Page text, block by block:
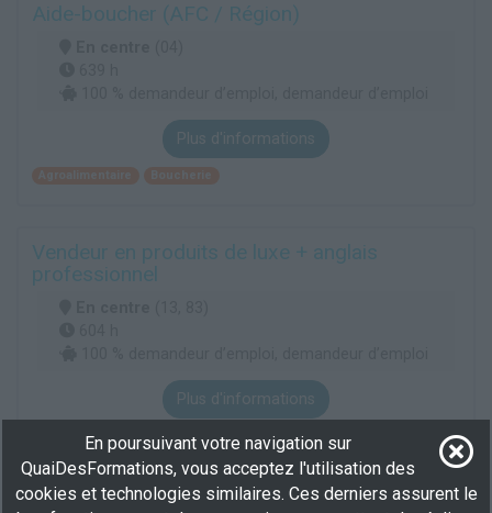
Aide-boucher (AFC / Région)
Plus d'informations
Vendeur en produits de luxe + anglais
professionnel
Plus d'informations
Commerce Langues Boucherie
Voir toutes les formations
En poursuivant votre navigation sur
QuaiDesFormations, vous acceptez l'utilisation des
cookies et technologies similaires. Ces derniers assurent le